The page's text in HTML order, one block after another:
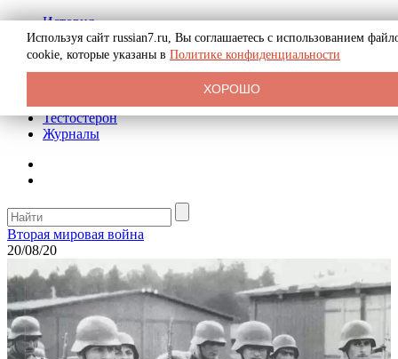
История
Биография
Криминал
Реклама на сайте
Тестостерон
Журналы
Вторая мировая война
20/08/20
Используя сайт russian7.ru, Вы соглашаетесь с использованием
cookie, которые указаны в Политике конфиденциальности
ХОРОШО